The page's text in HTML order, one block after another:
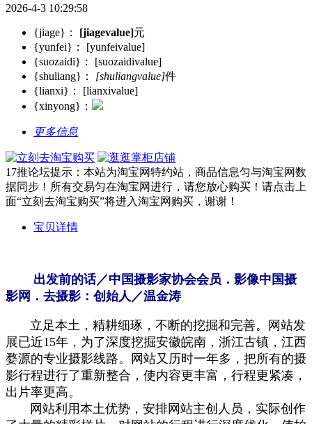
2026-4-3 10:29:58
{jiage}： [jiagevalue]元
{yunfei}：
[yunfeivalue]
{suozaidi}：
[suozaidivalue]
{shuliang}：
[shuliangvalue]件
{lianxi}：
[lianxivalue]
{xinyong}：
更多信息
17推论坛提示：本站为淘宝网特约站，商品信息匀与淘宝网数
据同步！所有交易匀在淘宝网进行，请您放心购买！请点击上
面“立刻去淘宝购买”将进入淘宝网购买，谢谢！
宝贝详情
出发前的话／中国摄影家协会会员．影像中国摄
影网．去摄影：创始人／温金涛
立足本土，精耕细琢，不断的挖掘和完善。网站发
展已近15年，为了深度挖掘安徽皖南，浙江古镇，江西
婺源的专业摄影线路。网站又历时一年多，把所有的摄
影行程进行了重新整合，使内容更丰富，行程更紧凑，
出片率更高。
网站利用本土优势，安排网站主创人员，实际创作